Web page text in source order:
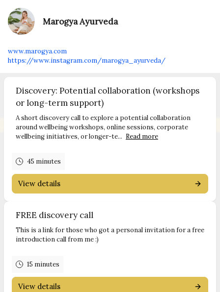
Marogya Ayurveda
www.marogya.com
https://www.instagram.com/marogya_ayurveda/
Discovery: Potential collaboration (workshops
or long-term support)
A short discovery call to explore a potential collaboration
around wellbeing workshops, online sessions, corporate
wellbeing initiatives, or longer-te... Read more
45 minutes
View details
FREE discovery call
This is a link for those who got a personal invitation for a free
introduction call from me :)
15 minutes
View details